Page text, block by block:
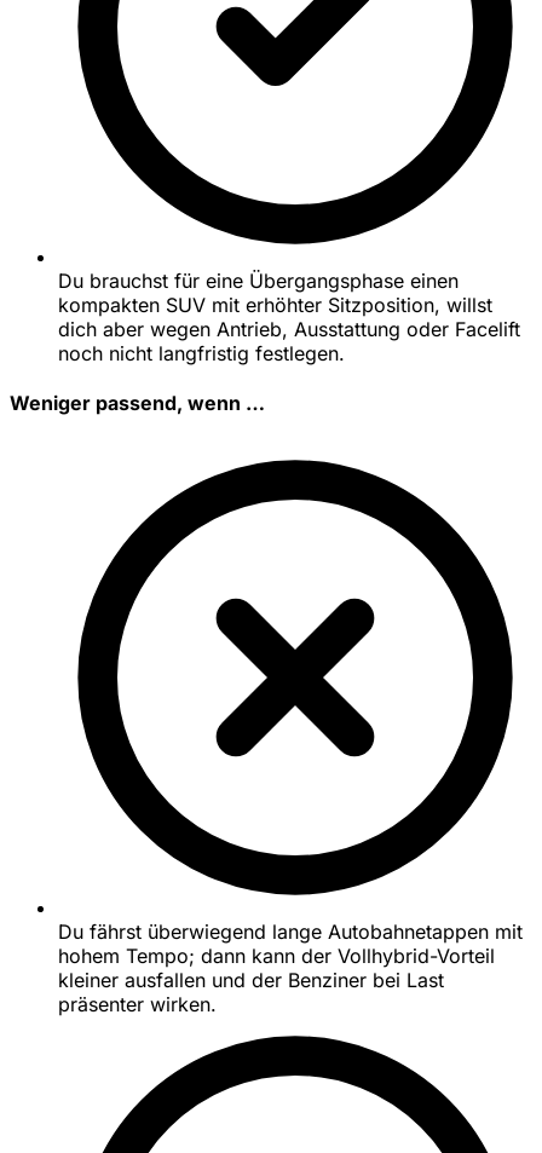
Du brauchst für eine Übergangsphase einen
kompakten SUV mit erhöhter Sitzposition, willst
dich aber wegen Antrieb, Ausstattung oder Facelift
noch nicht langfristig festlegen.
Weniger passend, wenn …
Du fährst überwiegend lange Autobahnetappen mit
hohem Tempo; dann kann der Vollhybrid-Vorteil
kleiner ausfallen und der Benziner bei Last
präsenter wirken.